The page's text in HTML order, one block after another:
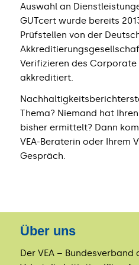
Auswahl an
GUTcert wurde bereits
Prüfstellen von der
Verifizieren des
akkreditiert.
Thema? Niemand hat
bisher ermittelt? Dann
VEA-Beraterin oder Ihrem
Gespräch.
Über uns
Der VEA – Bundesverband